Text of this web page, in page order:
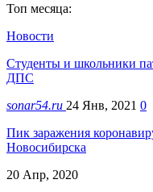
Топ месяца:
Новости
Студенты и школьники
ДПС
sonar54.ru 24 Янв, 2021 0
Пик заражения
Новосибирска
20 Апр, 2020